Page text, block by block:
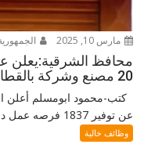
مارس 10, 2025
20 مصنع وشركة بالقطاع الخاص
كتب-محمود ابومسلم أعلن
عن توفير 1837 فرصه عمل داخل 20...
وظائف خالية